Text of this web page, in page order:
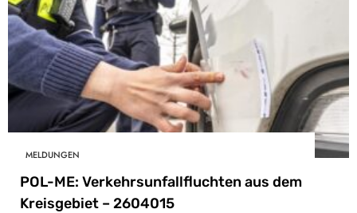
MELDUNGEN
POL-ME: Verkehrsunfallfluchten aus dem
Kreisgebiet – 2604015